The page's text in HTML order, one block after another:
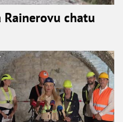
Rainerovu chatu